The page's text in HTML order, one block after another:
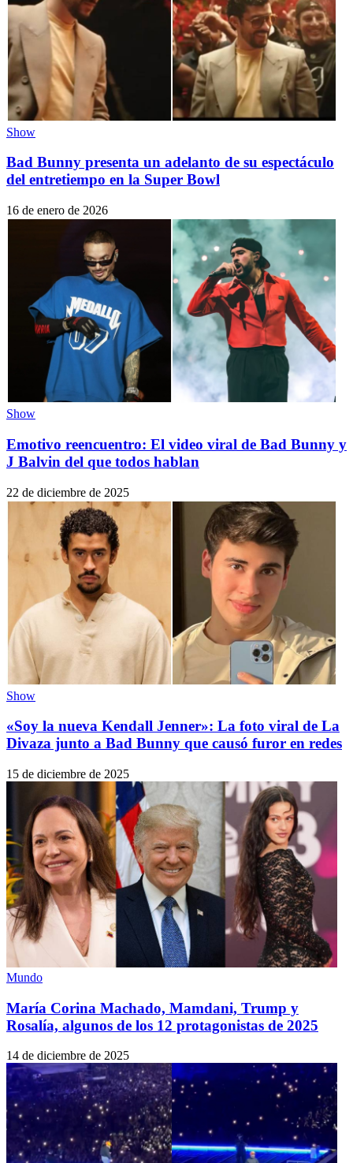
Show
Bad Bunny presenta un adelanto de su espectáculo
del entretiempo en la Super Bowl
16 de enero de 2026
Show
Emotivo reencuentro: El video viral de Bad Bunny y
J Balvin del que todos hablan
22 de diciembre de 2025
Show
«Soy la nueva Kendall Jenner»: La foto viral de La
Divaza junto a Bad Bunny que causó furor en redes
15 de diciembre de 2025
Mundo
María Corina Machado, Mamdani, Trump y
Rosalía, algunos de los 12 protagonistas de 2025
14 de diciembre de 2025